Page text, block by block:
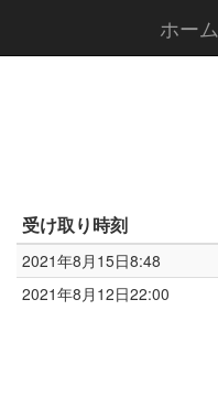
ホーム
受け取り時刻
2021年8月15日8:48
2021年8月12日22:00